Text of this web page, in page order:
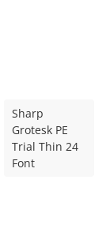
Sharp
Grotesk PE
Trial Thin 24
Font